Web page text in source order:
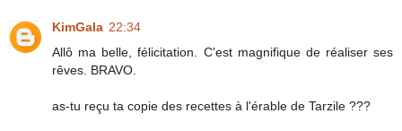
KimGala 22:34
Allô ma belle, félicitation. C'est magnifique de réaliser ses
rêves. BRAVO.
as-tu reçu ta copie des recettes à l'érable de Tarzile ???